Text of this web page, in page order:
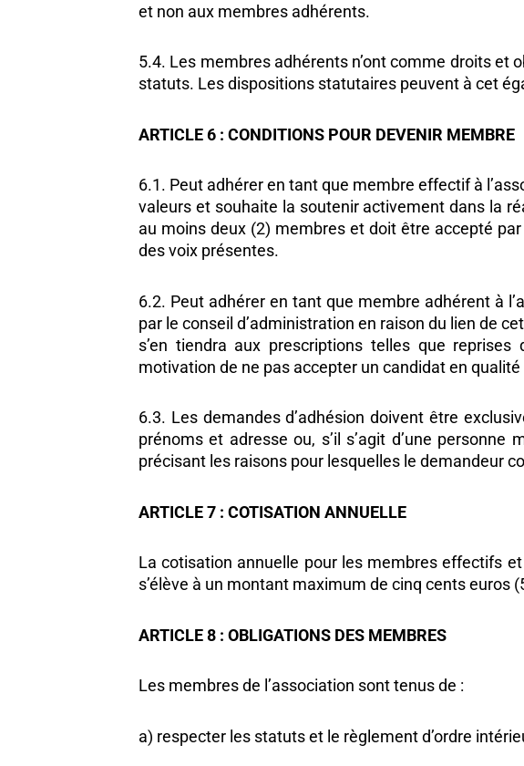
et non aux membres adhérents.
5.4. Les membres adhérents n’ont comme droits et
statuts. Les dispositions statutaires peuvent à cet
ARTICLE 6 : CONDITIONS POUR DEVENIR MEMBRE
6.1. Peut adhérer en tant que membre effectif à
valeurs et souhaite la soutenir activement dans la
au moins deux (2) membres et doit être accepté
des voix présentes.
6.2. Peut adhérer en tant que membre adhérent à
par le conseil d’administration en raison du lien de
s’en tiendra aux prescriptions telles que
motivation de ne pas accepter un candidat en
6.3. Les demandes d’adhésion doivent être
prénoms et adresse ou, s’il s’agit d’une
précisant les raisons pour lesquelles le demandeur
ARTICLE 7 : COTISATION ANNUELLE
La cotisation annuelle pour les membres effectifs
s’élève à un montant maximum de cinq cents euros
ARTICLE 8 : OBLIGATIONS DES MEMBRES
Les membres de l’association sont tenus de :
a) respecter les statuts et le règlement d’ordre